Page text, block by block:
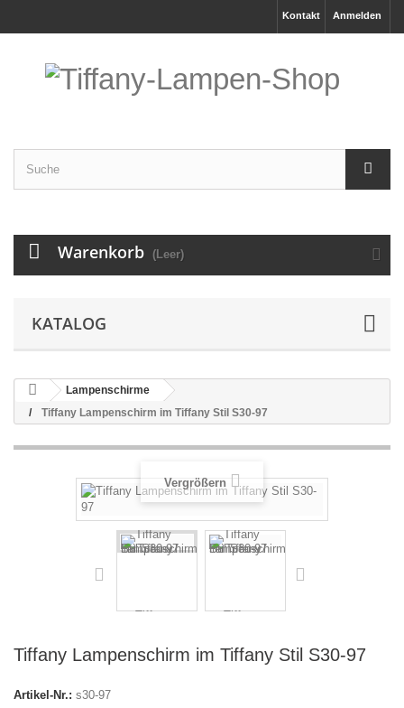
Anmelden
Kontakt
Warenkorb (Leer)
KATALOG
Lampenschirme
Tiffany Lampenschirm im Tiffany Stil S30-97
Vergrößern
Tiffany Lampenschirm im Tiffany Stil S30-97
Artikel-Nr.: s30-97